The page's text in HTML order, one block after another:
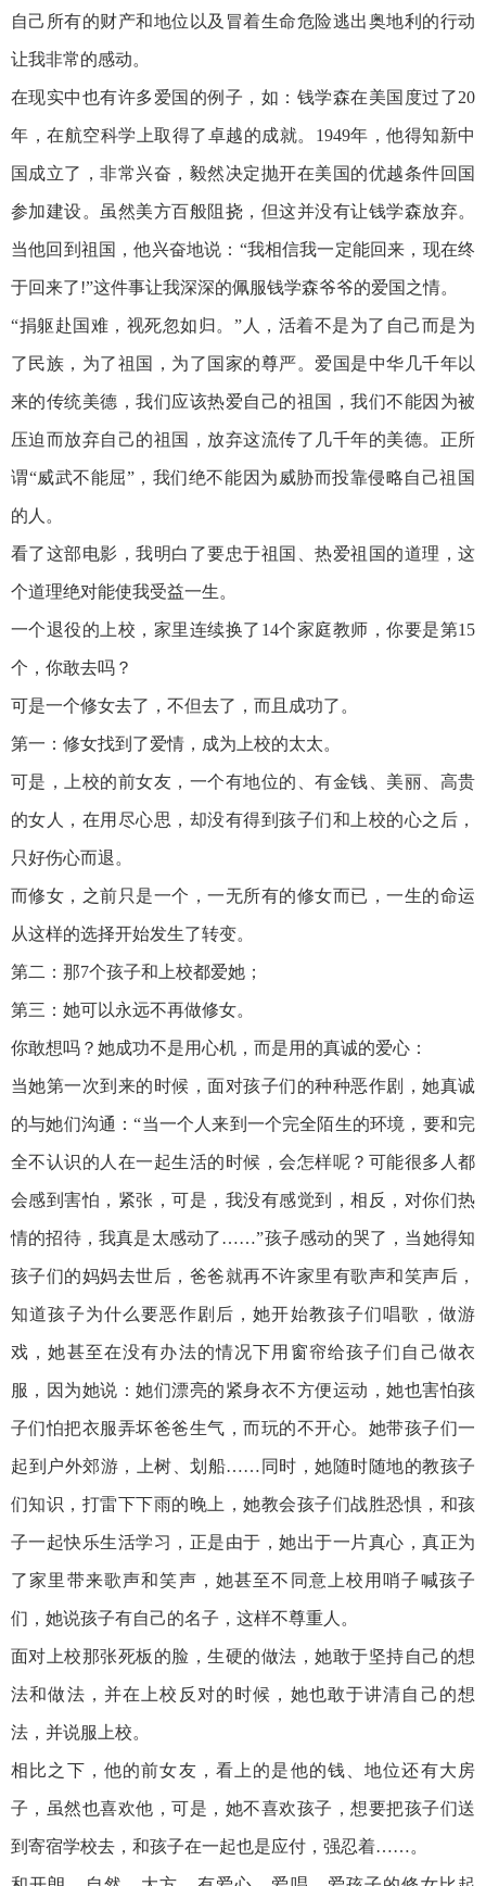
自己所有的财产和地位以及冒着生命危险逃出奥地利的行动
让我非常的感动。
在现实中也有许多爱国的例子，如：钱学森在美国度过了20
年，在航空科学上取得了卓越的成就。1949年，他得知新中
国成立了，非常兴奋，毅然决定抛开在美国的优越条件回国
参加建设。虽然美方百般阻挠，但这并没有让钱学森放弃。
当他回到祖国，他兴奋地说：“我相信我一定能回来，现在终
于回来了!”这件事让我深深的佩服钱学森爷爷的爱国之情。
“捐躯赴国难，视死忽如归。”人，活着不是为了自己而是为
了民族，为了祖国，为了国家的尊严。爱国是中华几千年以
来的传统美德，我们应该热爱自己的祖国，我们不能因为被
压迫而放弃自己的祖国，放弃这流传了几千年的美德。正所
谓“威武不能屈”，我们绝不能因为威胁而投靠侵略自己祖国
的人。
看了这部电影，我明白了要忠于祖国、热爱祖国的道理，这
个道理绝对能使我受益一生。
一个退役的上校，家里连续换了14个家庭教师，你要是第15
个，你敢去吗？
可是一个修女去了，不但去了，而且成功了。
第一：修女找到了爱情，成为上校的太太。
可是，上校的前女友，一个有地位的、有金钱、美丽、高贵
的女人，在用尽心思，却没有得到孩子们和上校的心之后，
只好伤心而退。
而修女，之前只是一个，一无所有的修女而已，一生的命运
从这样的选择开始发生了转变。
第二：那7个孩子和上校都爱她；
第三：她可以永远不再做修女。
你敢想吗？她成功不是用心机，而是用的真诚的爱心：
当她第一次到来的时候，面对孩子们的种种恶作剧，她真诚
的与她们沟通：“当一个人来到一个完全陌生的环境，要和完
全不认识的人在一起生活的时候，会怎样呢？可能很多人都
会感到害怕，紧张，可是，我没有感觉到，相反，对你们热
情的招待，我真是太感动了……”孩子感动的哭了，当她得知
孩子们的妈妈去世后，爸爸就再不许家里有歌声和笑声后，
知道孩子为什么要恶作剧后，她开始教孩子们唱歌，做游
戏，她甚至在没有办法的情况下用窗帘给孩子们自己做衣
服，因为她说：她们漂亮的紧身衣不方便运动，她也害怕孩
子们怕把衣服弄坏爸爸生气，而玩的不开心。她带孩子们一
起到户外郊游，上树、划船……同时，她随时随地的教孩子
们知识，打雷下下雨的晚上，她教会孩子们战胜恐惧，和孩
子一起快乐生活学习，正是由于，她出于一片真心，真正为
了家里带来歌声和笑声，她甚至不同意上校用哨子喊孩子
们，她说孩子有自己的名子，这样不尊重人。
面对上校那张死板的脸，生硬的做法，她敢于坚持自己的想
法和做法，并在上校反对的时候，她也敢于讲清自己的想
法，并说服上校。
相比之下，他的前女友，看上的是他的钱、地位还有大房
子，虽然也喜欢他，可是，她不喜欢孩子，想要把孩子们送
到寄宿学校去，和孩子在一起也是应付，强忍着……。